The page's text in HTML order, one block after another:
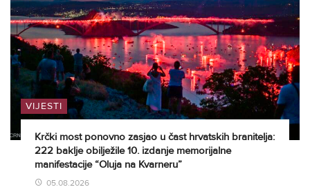
VIJESTI
Krčki most ponovno zasjao u čast hrvatskih branitelja:
222 baklje obilježile 10. izdanje memorijalne
manifestacije “Oluja na Kvarneru”
05.08.2026